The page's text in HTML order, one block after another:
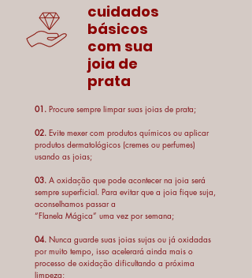
adequados, como caixas especiais
revestidas de veludo. Jamais guarde as
pérolas ou biojoias em saco plásticos e
guarde-as separadas das outras jóias,
pois o atrito pode prejudicá-las;
sofrerem impactos, isso pode danificá-la
e ou até quebrá-la, visto que podem
amassar ou ser desestruturadas. Evite
esforço no sentido de esticar ou torcer
as peças para não estragá-las;
- A oxidação que pode acontecer na
peça será sempre superficial. Neste
caso a peça ficará escurecida no caso
da prata. Para evitar que a peça fique
suja, aconselhamos passar a “Flanela
cuidados
básicos
com sua
joia de
prata
01. Procure sempre limpar suas joias de prata;
02. Evite mexer com produtos químicos ou aplicar
produtos dermatológicos (cremes ou perfumes)
usando as joias;
03. A oxidação que pode acontecer na joia será
sempre superficial. Para evitar que a joia fique suja,
aconselhamos passar a
“Flanela Mágica” uma vez por semana;
04. Nunca guarde suas joias sujas ou já oxidadas
por muito tempo, isso acelerará ainda mais o
processo de oxidação dificultando a próxima
limpeza;